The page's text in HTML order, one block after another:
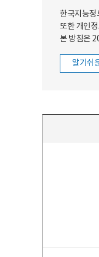
한국지능정
또한 개인
본 방침은
알기쉬